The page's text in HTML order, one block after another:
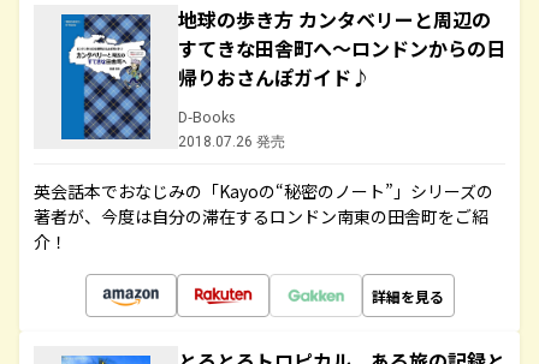
地球の歩き方 カンタベリーと周辺の
すてきな田舎町へ～ロンドンからの日
帰りおさんぽガイド♪
D-Books
2018.07.26 発売
英会話本でおなじみの「Kayoの“秘密のノート”」シリーズの
著者が、今度は自分の滞在するロンドン南東の田舎町をご紹
介！
詳細を見る